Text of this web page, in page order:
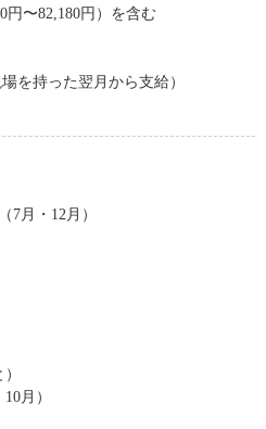
〜82,180円）を含む
を持った翌月から支給）
7月・12月）
月）